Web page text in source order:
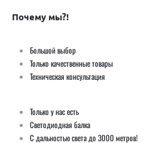
Почему мы?!
Большой выбор
Только качественные товары
Техническая консультация
Только у нас есть
Светодиодная балка
С дальностью света до 3000 метров!